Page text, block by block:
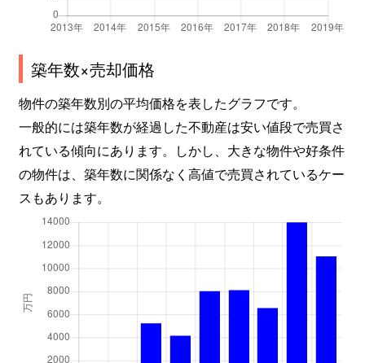
築年数×売却価格
物件の築年数別の平均価格を表したグラフです。
一般的には築年数が経過した不動産は安い値段で売買さ
れている傾向にあります。しかし、大きな物件や好条件
の物件は、築年数に関係なく高値で売買されているケー
スもあります。